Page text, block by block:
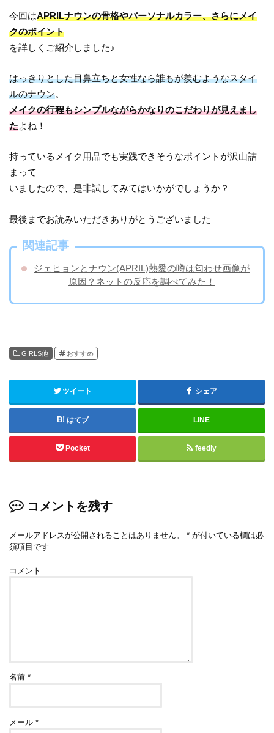
今回はAPRILナウンの骨格やパーソナルカラー、さらにメイ
クのポイント
を詳しくご紹介しました♪
はっきりとした目鼻立ちと女性なら誰もが羨むようなスタイ
ルのナウン。
メイクの行程もシンプルながらかなりのこだわりが見えまし
たよね！
持っているメイク用品でも実践できそうなポイントが沢山詰
まって
いましたので、是非試してみてはいかがでしょうか？
最後までお読みいただきありがとうございました
関連記事
ジェヒョンとナウン(APRIL)熱愛の噂は匂わせ画像が
原因？ネットの反応を調べてみた！
GIRLS他 おすすめ
ツイート シェア
はてブ LINE
Pocket feedly
コメントを残す
メールアドレスが公開されることはありません。 * が付いている欄は必
須項目です
コメント
名前*
メール*